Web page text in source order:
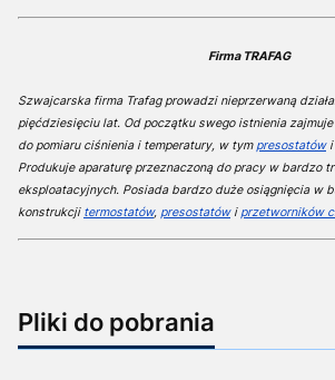
FirmaTRAFAG
Szwajcarska firma Trafag prowadzi nieprzerwaną
pięćdziesięciu lat. Od początku swego istnienia
do pomiaru ciśnienia i temperatury, w tym presostatówi
Produkuje aparaturę przeznaczoną do pracy w bardzo
eksploatacyjnych. Posiada bardzo duże osiągnięcia w
konstrukcji termostatów, presostatówi przetworników
Pliki do pobrania